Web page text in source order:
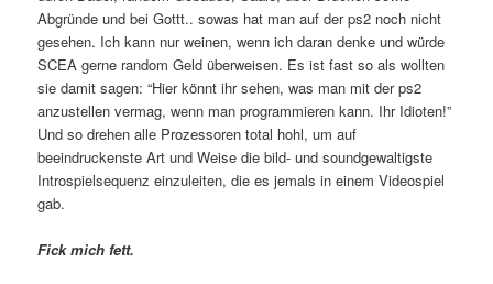
Abgründe und bei Gottt.. sowas hat man auf der ps2 noch nicht
gesehen. Ich kann nur weinen, wenn ich daran denke und würde
SCEA gerne random Geld überweisen. Es ist fast so als wollten
sie damit sagen: “Hier könnt ihr sehen, was man mit der ps2
anzustellen vermag, wenn man programmieren kann. Ihr Idioten!”
Und so drehen alle Prozessoren total hohl, um auf
beeindruckenste Art und Weise die bild- und soundgewaltigste
Introspielsequenz einzuleiten, die es jemals in einem Videospiel
gab.
Fick mich fett.